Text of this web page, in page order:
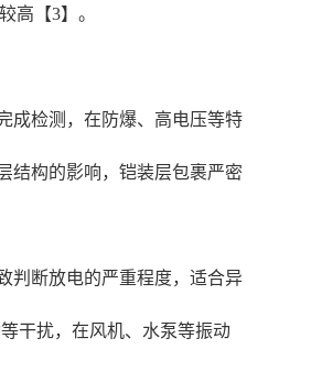
高【3】。
成检测，在防爆、高电压等特
结构的影响，铠装层包裹严密
判断放电的严重程度，适合异
干扰，在风机、水泵等振动